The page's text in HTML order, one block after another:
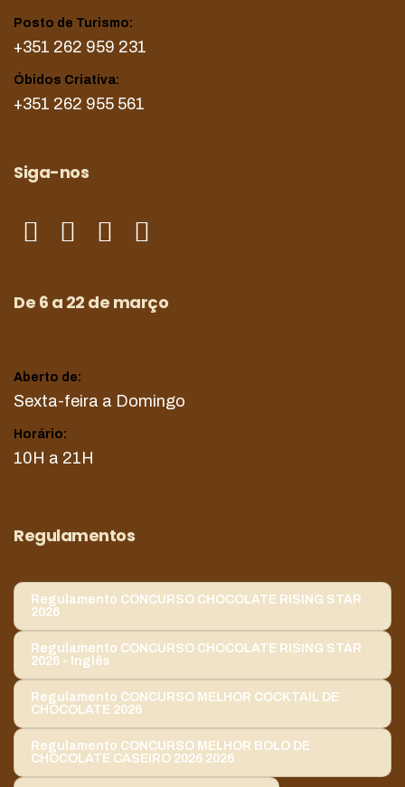
Posto de Turismo:
+351 262 959 231
Óbidos Criativa:
+351 262 955 561
Siga-nos
De 6 a 22 de março
Aberto de:
Sexta-feira a Domingo
Horário:
10H a 21H
Regulamentos
Regulamento CONCURSO CHOCOLATE RISING STAR
2026
Regulamento CONCURSO CHOCOLATE RISING STAR
2026 - Inglês
Regulamento CONCURSO MELHOR COCKTAIL DE
CHOCOLATE 2026
Regulamento CONCURSO MELHOR BOLO DE
CHOCOLATE CASEIRO 2026 2026